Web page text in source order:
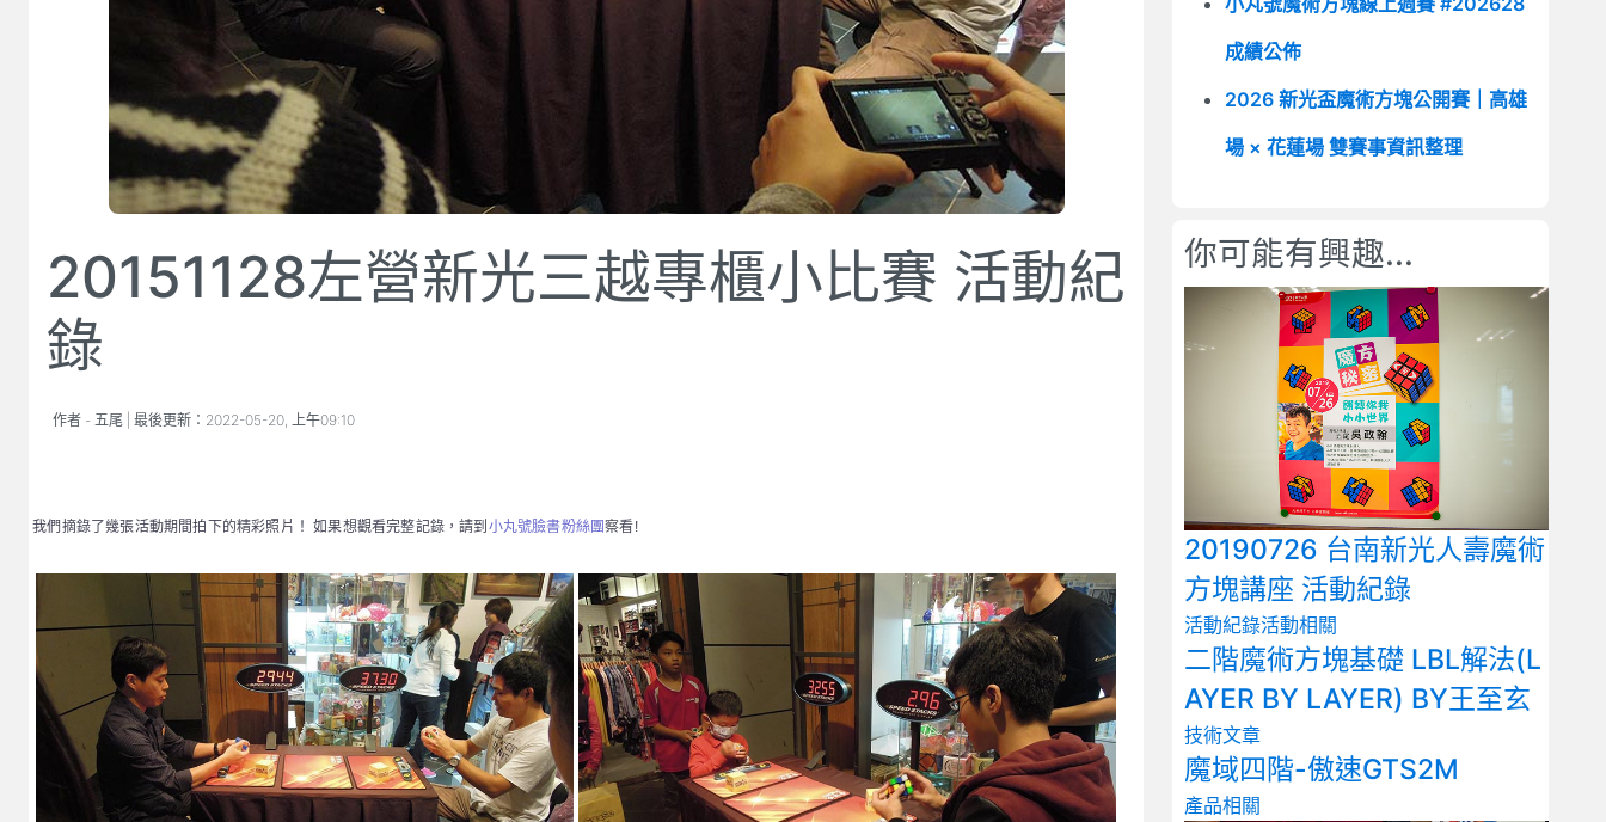
20151128左營新光三越專櫃小比賽 活動紀
錄
作者 - 五尾 | 最後更新： 2022-05-20, 上午09:10
我們摘錄了幾張活動期間拍下的精彩照片！ 如果想觀看完整記錄，請到 小丸號臉書粉絲團察看!
成績公佈
2026 新光盃魔術方塊公開賽｜高雄
場 × 花蓮場 雙賽事資訊整理
你可能有興趣...
20190726 台南新光人壽魔術
方塊講座 活動紀錄
活動紀錄活動相關
二階魔術方塊基礎 LBL解法(L
AYER BY LAYER) BY王至玄
技術文章
魔域四階-傲速GTS2M
產品相關